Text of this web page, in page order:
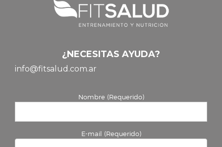
¿NECESITAS AYUDA?
info@fitsalud.com.ar
Nombre (Requerido)
E-mail (Requerido)